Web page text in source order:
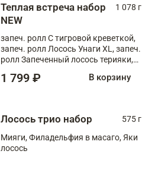
Теплая встреча набор
NEW
1 078 г
запеч. ролл С тигровой креветкой,
запеч. ролл Лосось Унаги XL, запеч.
ролл Запеченный лосось терияки,
1 799 ₽ В корзину
Лосось трио набор
575 г
Мияги, Филадельфия в масаго, Яки
лосось